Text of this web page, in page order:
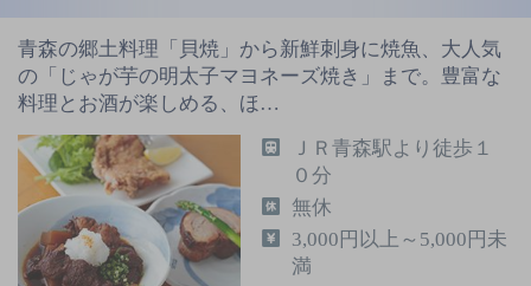
青森の郷土料理「貝焼」から新鮮刺身に焼魚、大人気
の「じゃが芋の明太子マヨネーズ焼き」まで。豊富な
料理とお酒が楽しめる、ほ…
ＪＲ青森駅より徒歩１
０分
無休
3,000円以上～5,000円未
満